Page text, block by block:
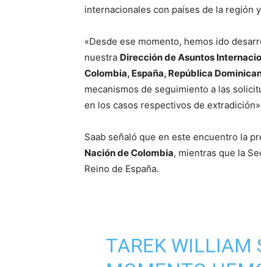
internacionales con países de la región
«Desde ese momento, hemos ido
nuestra Dirección de Asuntos
Colombia, España, República
mecanismos de seguimiento a las
en los casos respectivos de
Saab señaló que en este encuentro la
Nación de Colombia, mientras que la
Reino de España.
TAREK WILLIAM